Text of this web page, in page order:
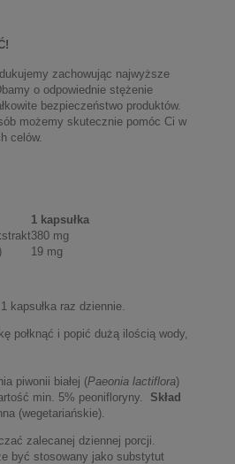
zachowując najwyższe
o odpowiednie stężenie
bezpieczeństwo produktów.
możemy skutecznie pomóc Ci w
celów.
1 kapsułka
380 mg
19 mg
kapsułka raz dziennie.
połknąć i popić dużą ilością wody,
piwonii białej (Paeonia lactiflora)
min. 5% peonifloryny. Skład
(wegetariańskie).
zalecanej dziennej porcji.
być stosowany jako substytut